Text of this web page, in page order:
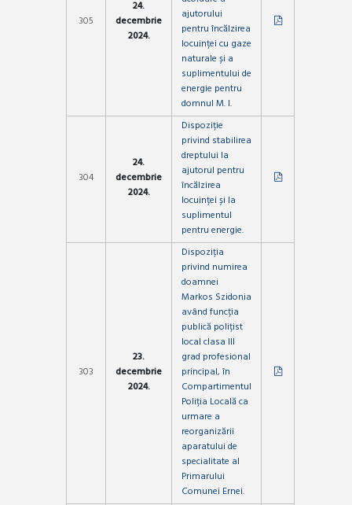
305
24.
decembrie
2024.
ajutorului
pentru încălzirea
locuinței cu gaze
naturale și a
suplimentului de
energie pentru
domnul M. I.
304
24.
decembrie
2024.
Dispoziție
privind stabilirea
dreptului la
ajutorul pentru
încălzirea
locuinței și la
suplimentul
pentru energie.
303
23.
decembrie
2024.
Dispoziția
privind numirea
doamnei
Markos Szidonia
având funcția
publică polițist
local clasa III
grad profesional
principal, în
Compartimentul
Poliția Locală ca
urmare a
reorganizării
aparatului de
specialitate al
Primarului
Comunei Ernei.